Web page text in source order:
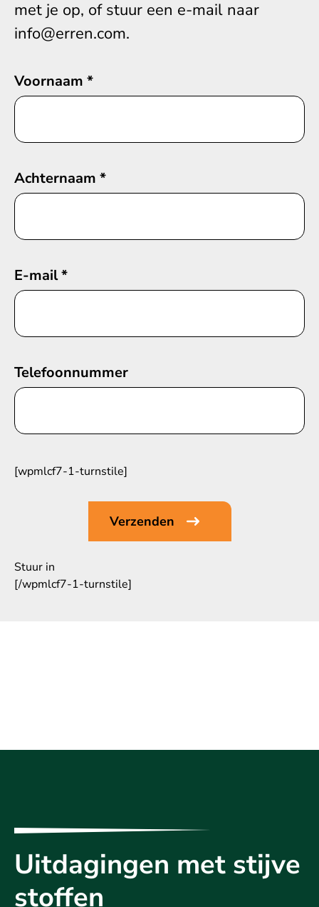
met je op, of stuur een e-mail naar
info@erren.com.
Voornaam *
Achternaam *
E-mail*
Telefoonnummer
[wpmlcf7-1-turnstile]
Stuur in
[/wpmlcf7-1-turnstile]
Uitdagingen met stijve
stoffen